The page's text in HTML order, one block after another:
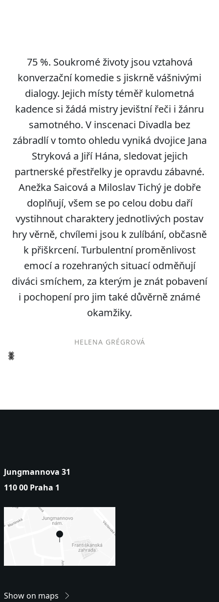
75 %. Soukromé životy jsou vztahová
konverzační komedie s jiskrně vášnivými
dialogy. Jejich místy téměř kulometná
kadence si žádá mistry jevištní řeči i žánru
samotného. V inscenaci Divadla bez
zábradlí v tomto ohledu vyniká dvojice Jana
Stryková a Jiří Hána, sledovat jejich
partnerské přestřelky je opravdu zábavné.
Anežka Saicová a Miloslav Tichý je dobře
doplňují, všem se po celou dobu daří
vystihnout charaktery jednotlivých postav
hry věrně, chvílemi jsou k zulíbání, občasně
k přiškrcení. Turbulentní proměnlivost
emocí a rozehraných situací odměňují
diváci smíchem, za kterým je znát pobavení
i pochopení pro jim také důvěrně známé
okamžiky.
HELENA GRÉGROVÁ
Item
Jungmannova 31
110 00 Praha 1
Show on maps